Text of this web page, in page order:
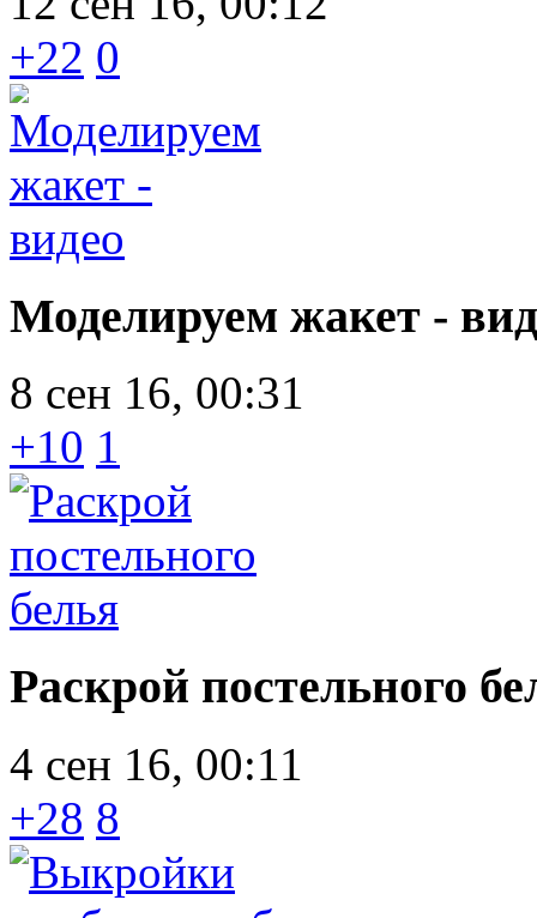
+22 0
Моделируем жакет -
8 сен 16, 00:31
+10 1
Раскрой постельного
4 сен 16, 00:11
+28 8